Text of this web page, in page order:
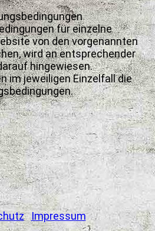
für einzelne
von den vorgenannten
wird an entsprechender
hingewiesen.
im jeweiligen Einzelfall die
Impressum